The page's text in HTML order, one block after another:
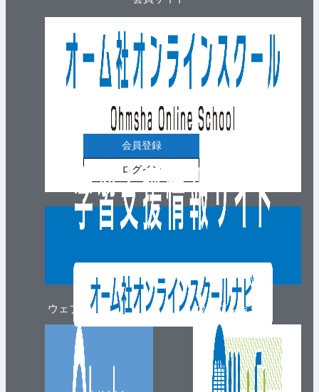
ウェブマガジン
会員登録
ログイン
ウェブショップ